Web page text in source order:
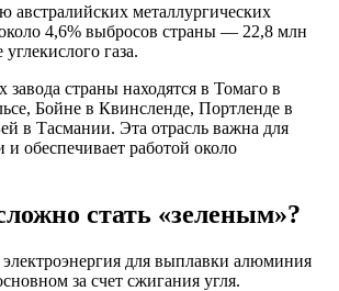
австралийских металлургических
4,6% выбросов страны — 22,8 млн
газа.
страны находятся в Томаго в
Бойне в Квинсленде, Портленде в
в Тасмании. Эта отрасль важна для
обеспечивает работой около
стать «зеленым»?
для выплавки алюминия
за счет сжигания угля.